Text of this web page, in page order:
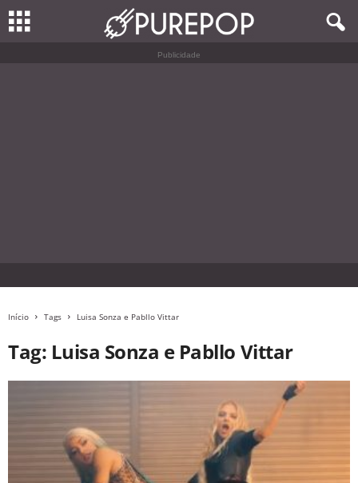
Publicidade
Início Tags Luisa Sonza e Pabllo Vittar
Tag: Luisa Sonza e Pabllo Vittar